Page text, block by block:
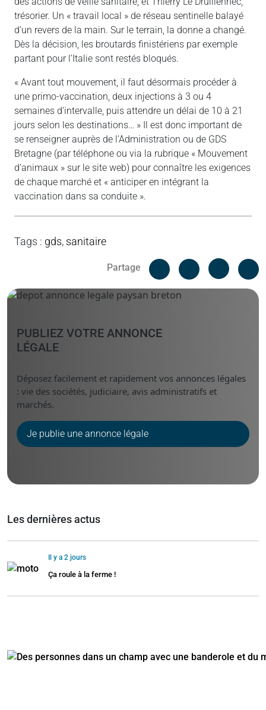
trésorier. Un « travail local » de réseau sentinelle balayé
d’un revers de la main. Sur le terrain, la donne a changé.
Dès la décision, les broutards finistériens par exemple
partant pour l’Italie sont restés bloqués.
« Avant tout mouvement, il faut désormais procéder à
une primo-vaccination, deux injections à 3 ou 4
semaines d’intervalle, puis attendre un délai de 10 à 21
jours selon les destinations… » Il est donc important de
se renseigner auprès de l’Administration ou de GDS
Bretagne (par téléphone ou via la rubrique « Mouvement
d’animaux » sur le site web) pour connaître les exigences
de chaque marché et « anticiper en intégrant la
vaccination dans sa conduite ».
Tags : gds, sanitaire
Partage
Facebook
Linked
PUBLIEZ VOTRE ANNONCE
LÉGALE
Déposez facilement et rapidement vos annonces légales
: vie des sociétés, judiciaire, avis administratifs et
marchés.
Je publie une annonce légale
Les dernières actus
Il y a 2 jours
Ça roule à la ferme !